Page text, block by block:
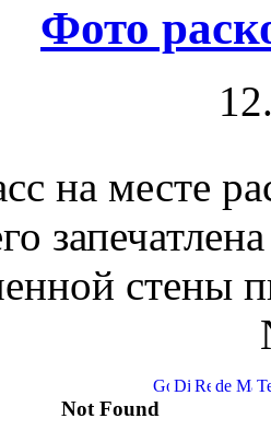
Фото
на месте
стены